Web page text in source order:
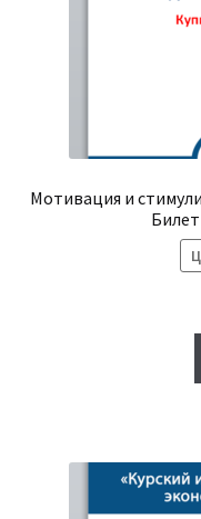
Мотивация и